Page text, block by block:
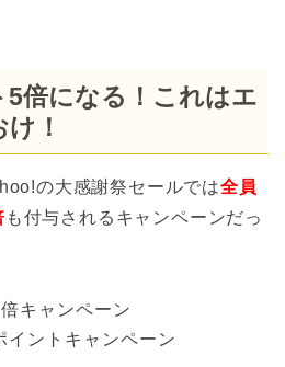
倍になる！これはエ
！
の大感謝祭セールでは全員
も付与されるキャンペーンだっ
キャンペーン
イントキャンペーン